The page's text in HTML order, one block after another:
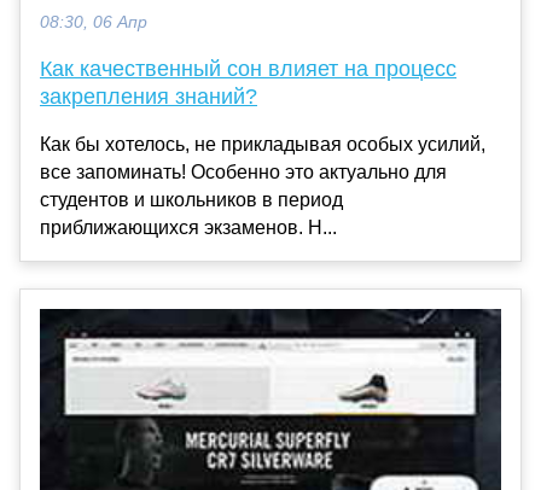
08:30, 06 Апр
Как качественный сон влияет на процесс
закрепления знаний?
Как бы хотелось, не прикладывая особых усилий,
все запоминать! Особенно это актуально для
студентов и школьников в период
приближающихся экзаменов. Н...